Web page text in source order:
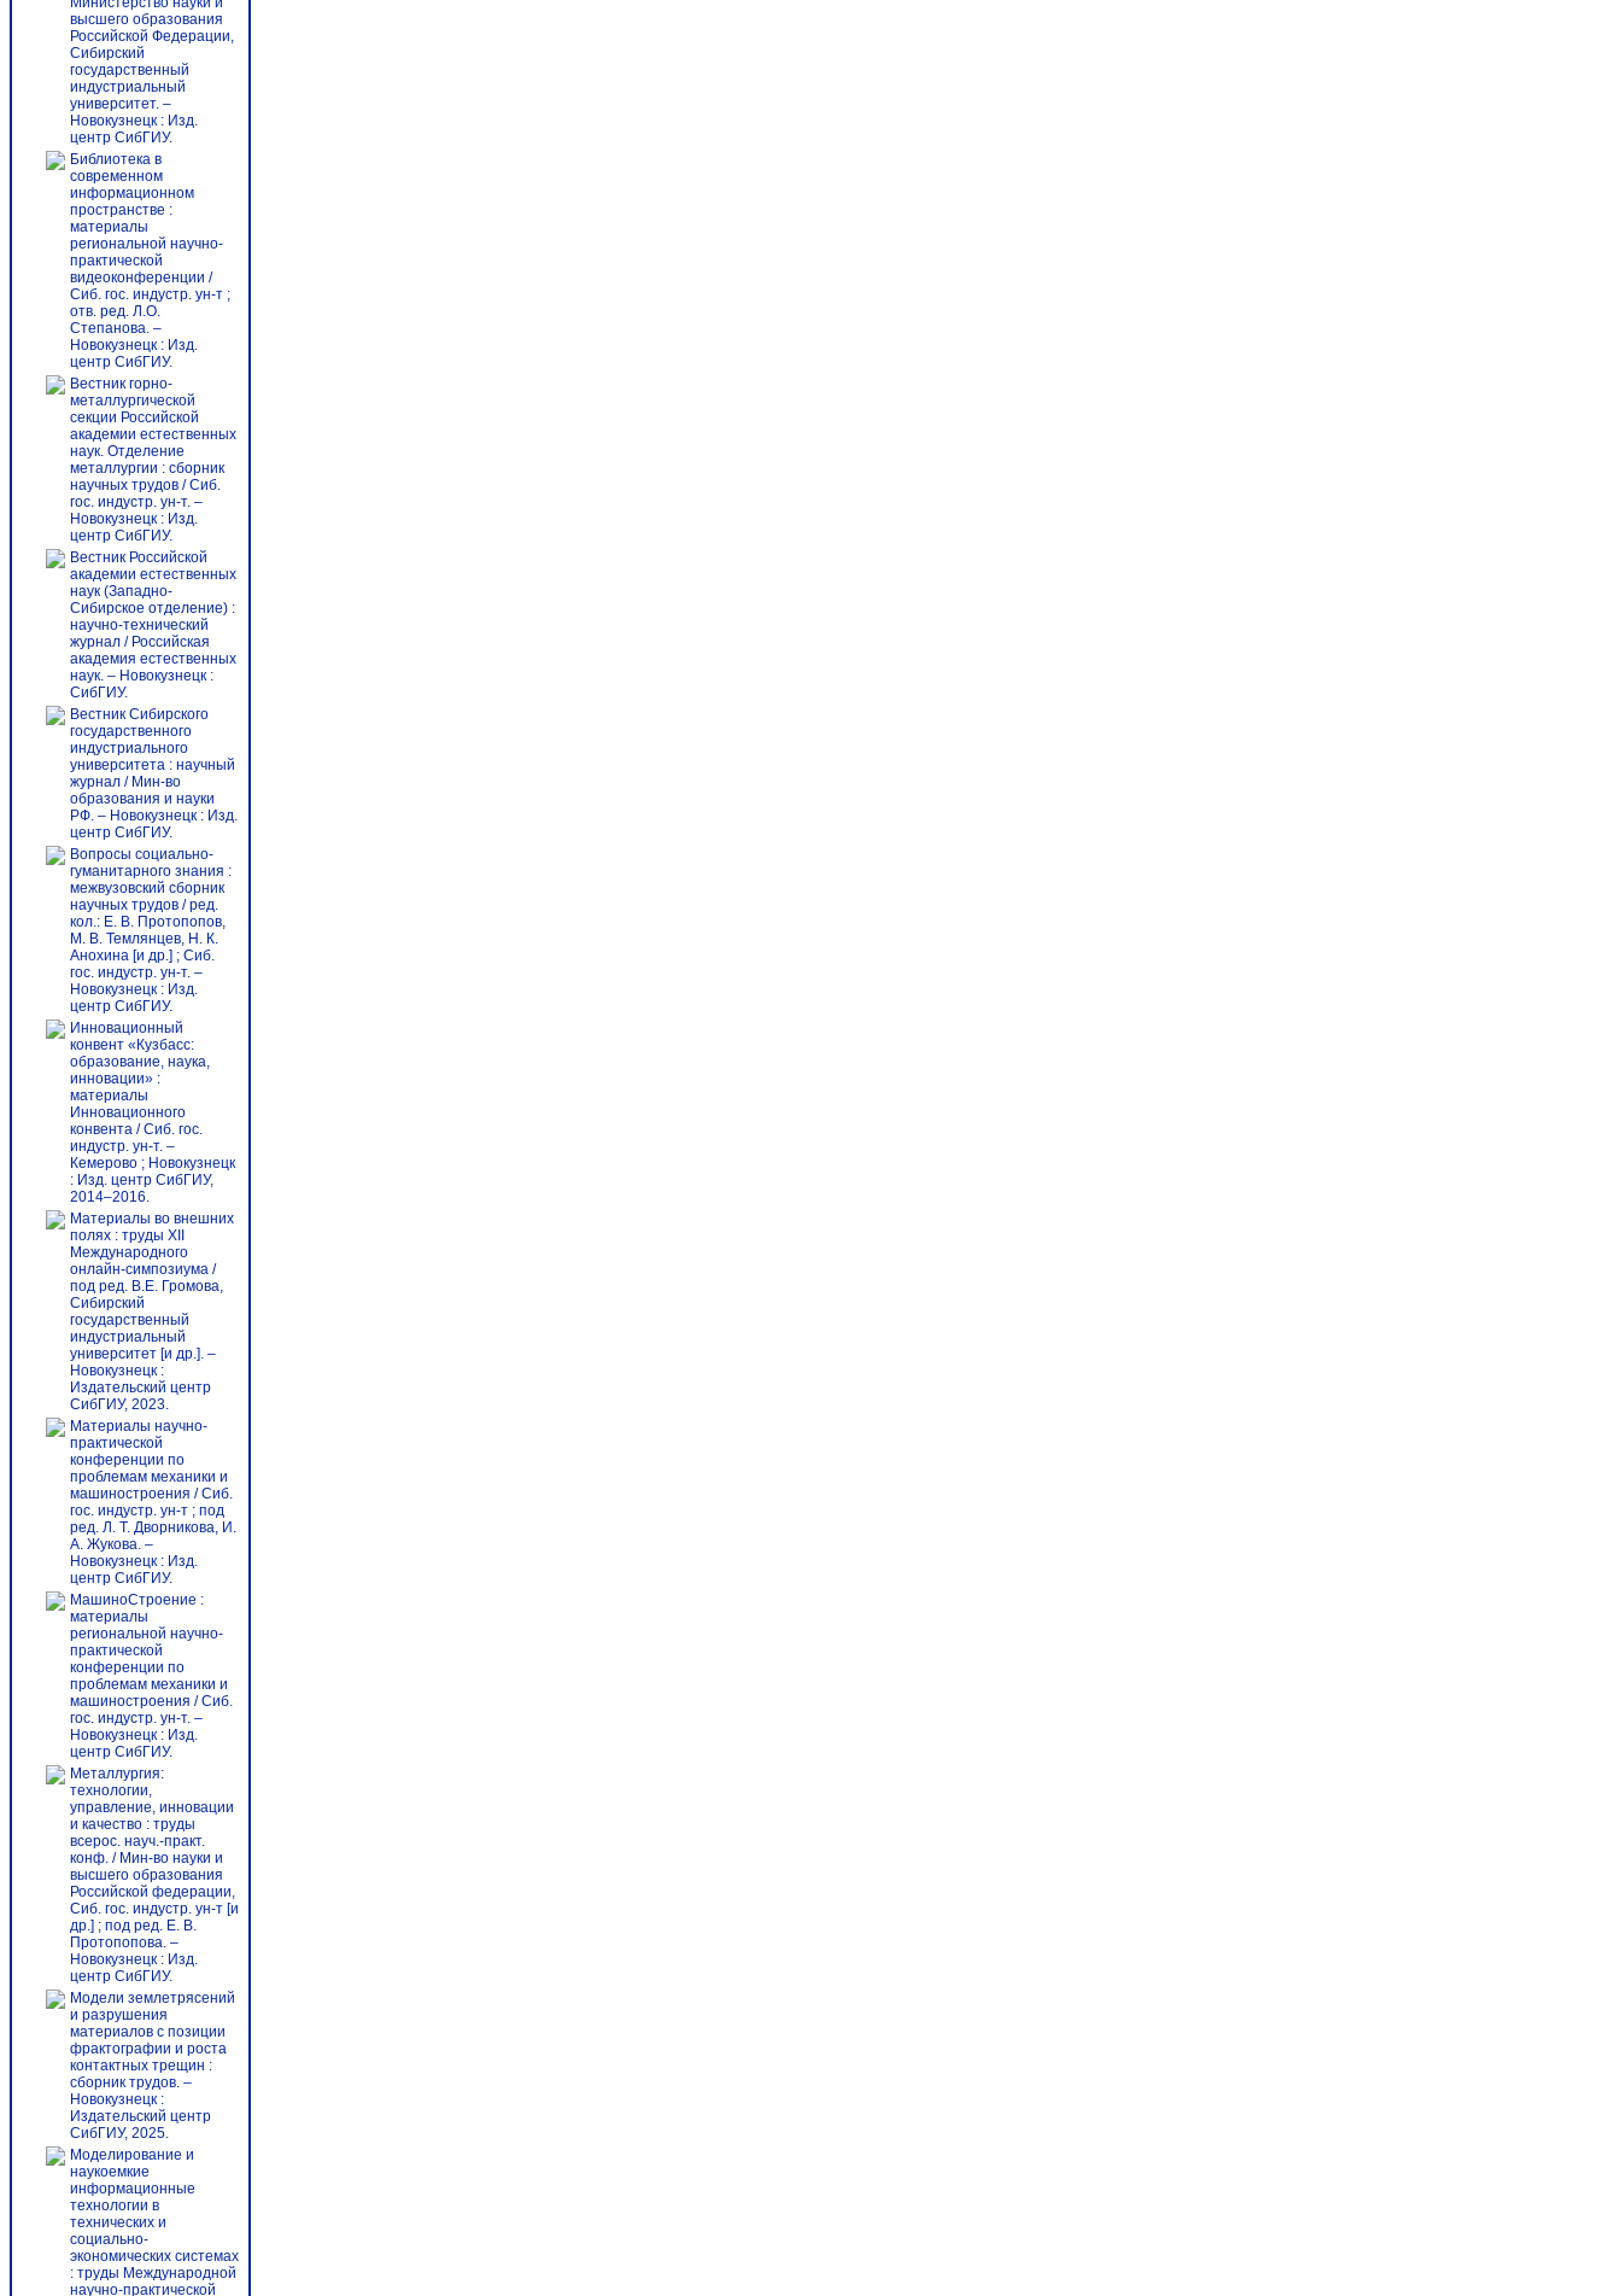
высшего образования
Российской Федерации,
Сибирский
государственный
индустриальный
университет. –
Новокузнецк : Изд.
центр СибГИУ.
Библиотека в
современном
информационном
пространстве :
материалы
региональной научно-
практической
видеоконференции /
Сиб. гос. индустр. ун-т ;
отв. ред. Л.О.
Степанова. –
Новокузнецк : Изд.
центр СибГИУ.
Вестник горно-
металлургической
секции Российской
академии естественных
наук. Отделение
металлургии : сборник
научных трудов / Сиб.
гос. индустр. ун-т. –
Новокузнецк : Изд.
центр СибГИУ.
Вестник Российской
академии естественных
наук (Западно-
Сибирское отделение) :
научно-технический
журнал / Российская
академия естественных
наук. – Новокузнецк :
СибГИУ.
Вестник Сибирского
государственного
индустриального
университета : научный
журнал / Мин-во
образования и науки
РФ. – Новокузнецк : Изд.
центр СибГИУ.
Вопросы социально-
гуманитарного знания :
межвузовский сборник
научных трудов / ред.
кол.: Е. В. Протопопов,
М. В. Темлянцев, Н. К.
Анохина [и др.] ; Сиб.
гос. индустр. ун-т. –
Новокузнецк : Изд.
центр СибГИУ.
Инновационный
конвент «Кузбасс:
образование, наука,
инновации» :
материалы
Инновационного
конвента / Сиб. гос.
индустр. ун-т. –
Кемерово ; Новокузнецк
: Изд. центр СибГИУ,
2014–2016.
Материалы во внешних
полях : труды XII
Международного
онлайн-симпозиума /
под ред. В.Е. Громова,
Сибирский
государственный
индустриальный
университет [и др.]. –
Новокузнецк :
Издательский центр
СибГИУ, 2023.
Материалы научно-
практической
конференции по
проблемам механики и
машиностроения / Сиб.
гос. индустр. ун-т ; под
ред. Л. Т. Дворникова, И.
А. Жукова. –
Новокузнецк : Изд.
центр СибГИУ.
МашиноСтроение :
материалы
региональной научно-
практической
конференции по
проблемам механики и
машиностроения / Сиб.
гос. индустр. ун-т. –
Новокузнецк : Изд.
центр СибГИУ.
Металлургия:
технологии,
управление, инновации
и качество : труды
всерос. науч.-практ.
конф. / Мин-во науки и
высшего образования
Российской федерации,
Сиб. гос. индустр. ун-т [и
др.] ; под ред. Е. В.
Протопопова. –
Новокузнецк : Изд.
центр СибГИУ.
Модели землетрясений
и разрушения
материалов с позиции
фрактографии и роста
контактных трещин :
сборник трудов. –
Новокузнецк :
Издательский центр
СибГИУ, 2025.
Моделирование и
наукоемкие
информационные
технологии в
технических и
социально-
экономических системах
: труды Международной
научно-практической